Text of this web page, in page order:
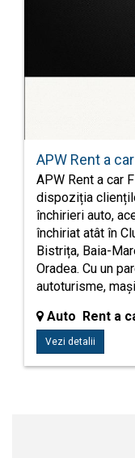
APW Rent a car
APW Rent a car
dispoziția
închirieri auto,
închiriat atât în
Bistrița, Baia-
Oradea. Cu un
autoturisme,
Auto Rent a
Vezi detalii